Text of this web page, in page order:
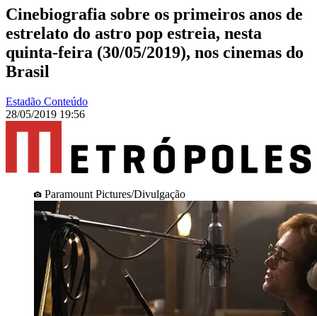
Cinebiografia sobre os primeiros anos de
estrelato do astro pop estreia, nesta
quinta-feira (30/05/2019), nos cinemas do
Brasil
Estadão Conteúdo
28/05/2019 19:56
Paramount Pictures/Divulgação